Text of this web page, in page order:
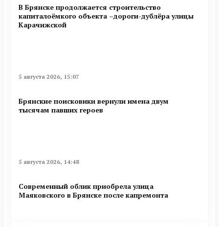
В Брянске продолжается строительство
капиталоёмкого объекта –дороги-дублёра улицы
Карачижской
5 августа 2026, 15:07
Брянские поисковики вернули имена двум
тысячам павших героев
5 августа 2026, 14:48
Современный облик приобрела улица
Маяковского в Брянске после капремонта